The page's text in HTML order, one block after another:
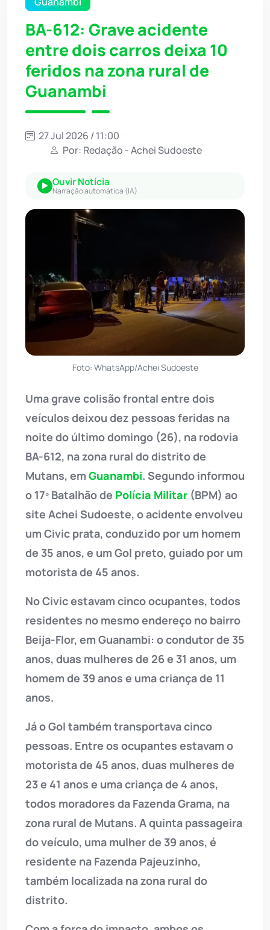
BA-612: Grave acidente
entre dois carros deixa 10
feridos na zona rural de
Guanambi
27 Jul 2026 / 11:00
Por: Redação - Achei Sudoeste
Ouvir Notícia
Narração automática (IA)
Foto: WhatsApp/Achei Sudoeste
Uma grave colisão frontal entre dois
veículos deixou dez pessoas feridas na
noite do último domingo (26), na rodovia
BA-612, na zona rural do distrito de
Mutans, em Guanambi. Segundo informou
o 17º Batalhão de Polícia Militar (BPM) ao
site Achei Sudoeste, o acidente envolveu
um Civic prata, conduzido por um homem
de 35 anos, e um Gol preto, guiado por um
motorista de 45 anos.
No Civic estavam cinco ocupantes, todos
residentes no mesmo endereço no bairro
Beija-Flor, em Guanambi: o condutor de 35
anos, duas mulheres de 26 e 31 anos, um
homem de 39 anos e uma criança de 11
anos.
Já o Gol também transportava cinco
pessoas. Entre os ocupantes estavam o
motorista de 45 anos, duas mulheres de
23 e 41 anos e uma criança de 4 anos,
todos moradores da Fazenda Grama, na
zona rural de Mutans. A quinta passageira
do veículo, uma mulher de 39 anos, é
residente na Fazenda Pajeuzinho,
também localizada na zona rural do
distrito.